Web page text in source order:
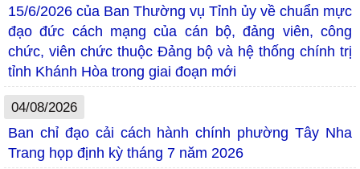
15/6/2026 của Ban Thường vụ Tỉnh ủy về chuẩn mực
đạo đức cách mạng của cán bộ, đảng viên, công
chức, viên chức thuộc Đảng bộ và hệ thống chính trị
tỉnh Khánh Hòa trong giai đoạn mới
04/08/2026
Ban chỉ đạo cải cách hành chính phường Tây Nha
Trang họp định kỳ tháng 7 năm 2026